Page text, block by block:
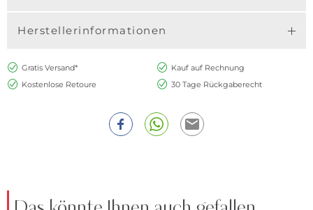
Herstellerinformationen
Gratis Versand*
Kauf auf Rechnung
Kostenlose Retoure
30 Tage Rückgaberecht